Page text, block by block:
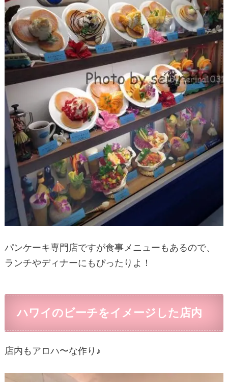
パンケーキ専門店ですが食事メニューもあるので、
ランチやディナーにもぴったりよ！
ハワイのビーチをイメージした店内
店内もアロハ〜な作り♪